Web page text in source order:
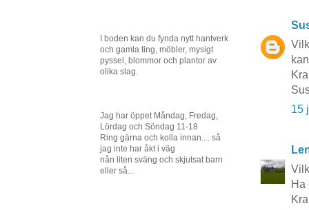
15
Ha
I boden kan du fynda nytt hantverk
och gamla ting, möbler, mysigt
pyssel, blommor och plantor av
olika slag.
Jag har öppet Måndag, Fredag,
Lördag och Söndag 11-18
Ring gärna och kolla innan.... så
jag inte har åkt i väg
nån liten sväng och skjutsat barn
eller så...